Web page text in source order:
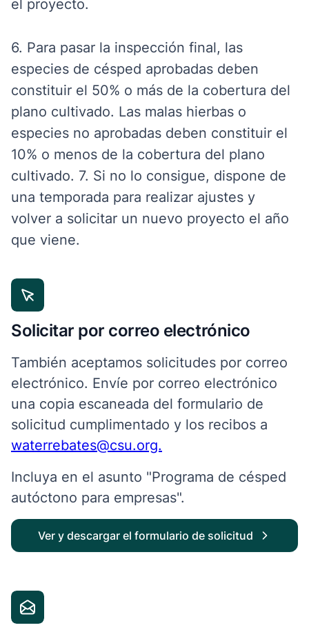
el proyecto.
6. Para pasar la inspección final, las
especies de césped aprobadas deben
constituir el 50% o más de la cobertura del
plano cultivado. Las malas hierbas o
especies no aprobadas deben constituir el
10% o menos de la cobertura del plano
cultivado. 7. Si no lo consigue, dispone de
una temporada para realizar ajustes y
volver a solicitar un nuevo proyecto el año
que viene.
Solicitar por correo electrónico
También aceptamos solicitudes por correo
electrónico. Envíe por correo electrónico
una copia escaneada del formulario de
solicitud cumplimentado y los recibos a
waterrebates@csu.org.
Incluya en el asunto "Programa de césped
autóctono para empresas".
Ver y descargar el formulario de solicitud